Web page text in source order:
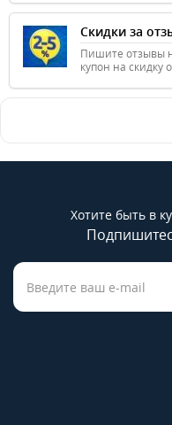
Скидки за
Пишите отзывы
купон на скидку
Хотите быть в